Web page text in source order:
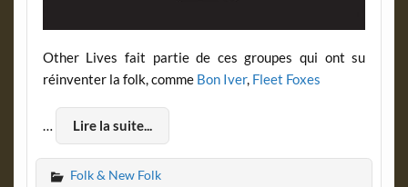
Other Lives fait partie de ces groupes qui ont su
réinventer la folk, comme Bon Iver, Fleet Foxes
… Lire la suite...
Folk & New Folk